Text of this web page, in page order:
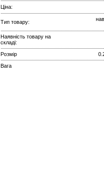
Ціна:
Тип товару:
Наявність товару на
складі:
Розмір
Вага